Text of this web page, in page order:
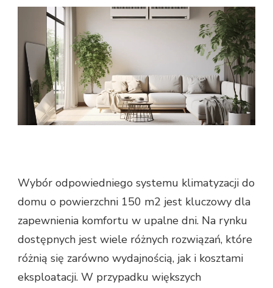
Wybór odpowiedniego systemu klimatyzacji do
domu o powierzchni 150 m2 jest kluczowy dla
zapewnienia komfortu w upalne dni. Na rynku
dostępnych jest wiele różnych rozwiązań, które
różnią się zarówno wydajnością, jak i kosztami
eksploatacji. W przypadku większych